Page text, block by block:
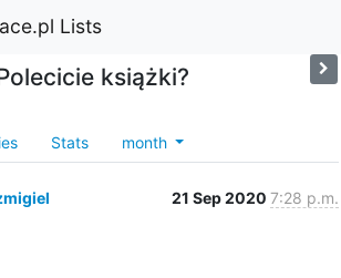
Lists
książki?
Stats month
21 Sep 2020 7:28 p.m.